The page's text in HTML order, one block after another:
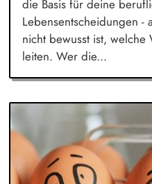
die Basis für deine
Lebensentscheidungen -
nicht bewusst ist,
leiten. Wer die...